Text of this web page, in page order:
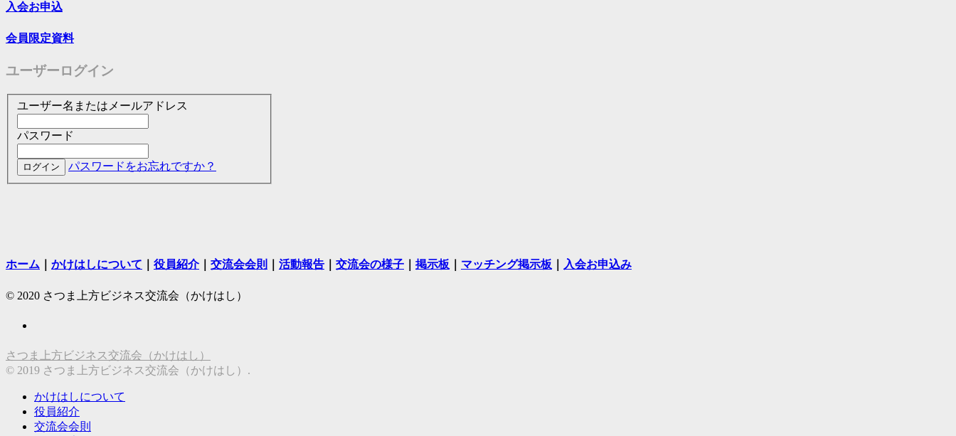
入会お申込
会員限定資料
ユーザーログイン
ユーザー名またはメールアドレス
パスワード
パスワードをお忘れですか？
ホーム かけはしについて 役員紹介｜ 交流会会則 活動報告 交流会の様子 掲示板 マッチング掲示板 入会お申込み
© 2020 さつま上方ビジネス交流会（かけはし）
さつま上方ビジネス交流会（かけはし）
© 2019 さつま上方ビジネス交流会（かけはし）.
かけはしについて
役員紹介
交流会会則